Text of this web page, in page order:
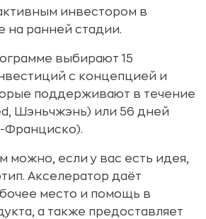
инвестором в
на ранней стадии.
выбирают 15
с концепцией и
поддерживают в течение
Шэньчжэнь) или 56 дней
Франциско).
можно, если у вас есть идея,
Акселератор даёт
место и помощь в
а также предоставляет